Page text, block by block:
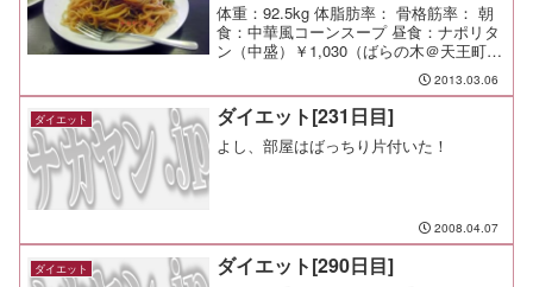
体重：92.5kg 体脂肪率： 骨格筋率： 朝
食：中華風コーンスープ 昼食：ナポリタ
ン（中盛）￥1,030（ばらの木＠天王町）
どうしても喫茶店のナポリタンを食べた
くなって。たっぷりあったけど食べきっ
たぜ！ 夕食：会社の歓迎会（塚田牧場＠
横浜...
2013.03.06
ダイエット ダイエット[231日目]
よし、部屋はばっちり片付いた！
2008.04.07
ダイエット ダイエット[290日目]